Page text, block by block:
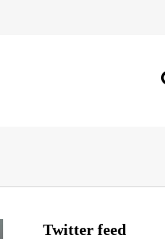
Twitter feed